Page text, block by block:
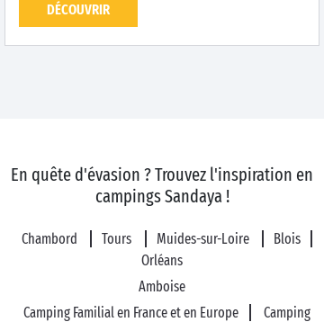
DÉCOUVRIR
En quête d'évasion ? Trouvez l'inspiration en
campings Sandaya !
Chambord Tours Muides-sur-Loire
Blois
Orléans
Amboise
Camping Familial en France et en Europe
Camping